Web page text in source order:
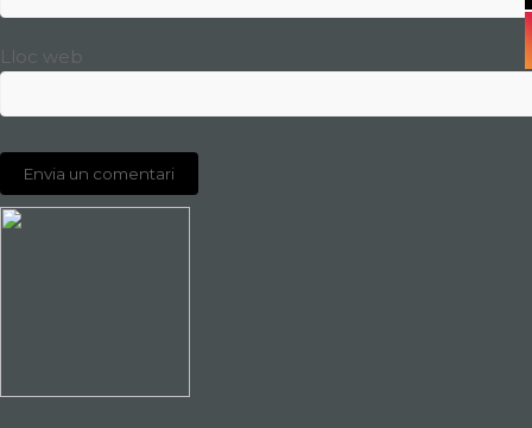
Lloc web